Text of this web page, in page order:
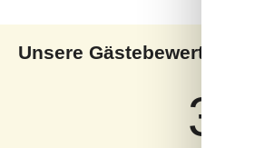
Unsere Gästebewertungen
3,6